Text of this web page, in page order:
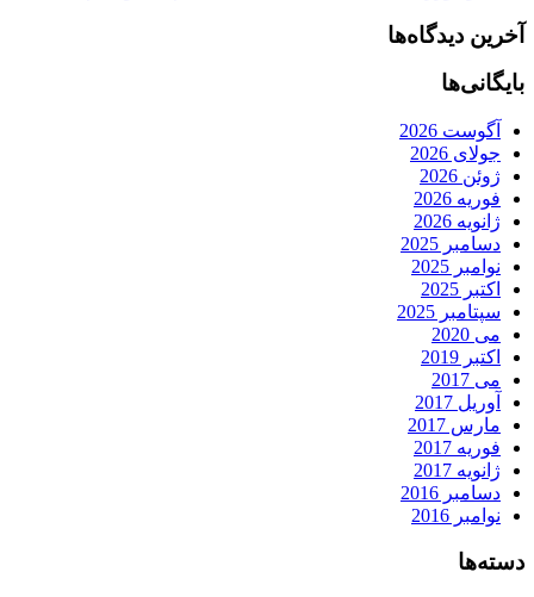
آخرین دیدگاه‌ها
بایگانی‌ها
آگوست 2026
جولای 2026
ژوئن 2026
فوریه 2026
ژانویه 2026
دسامبر 2025
نوامبر 2025
اکتبر 2025
سپتامبر 2025
می 2020
اکتبر 2019
می 2017
آوریل 2017
مارس 2017
فوریه 2017
ژانویه 2017
دسامبر 2016
نوامبر 2016
دسته‌ها